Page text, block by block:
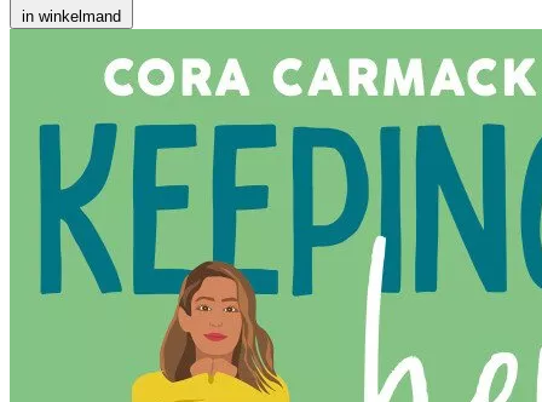
in winkelmand